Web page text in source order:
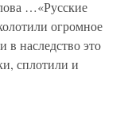
…«Русские
огромное
наследство это
сплотили и